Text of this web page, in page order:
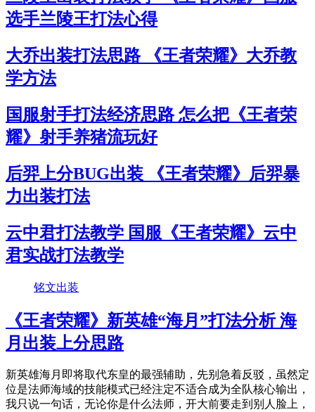
选手兰陵王打法心得
大乔出装打法思路 《王者荣耀》大乔教
学方法
国服射手打法经济思路 怎么把《王者荣
耀》射手养猪流玩好
后羿上分BUG出装 《王者荣耀》后羿暴
力出装打法
云中君打法教学 国服《王者荣耀》云中
君实战打法教学
铭文出装
《王者荣耀》新英雄“海月”打法分析 海
月出装上分思路
新英雄海月即将取代东皇的最强辅助，先别急着反驳，虽然定
位是法师海域的技能模式已经注定不适合成为全队核心输出，
我只说一句话，无论你是什么法师，开大前要走到别人脸上，